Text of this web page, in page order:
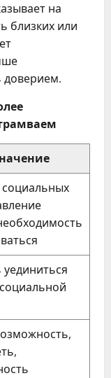
на
близких или
доверием.
социальных